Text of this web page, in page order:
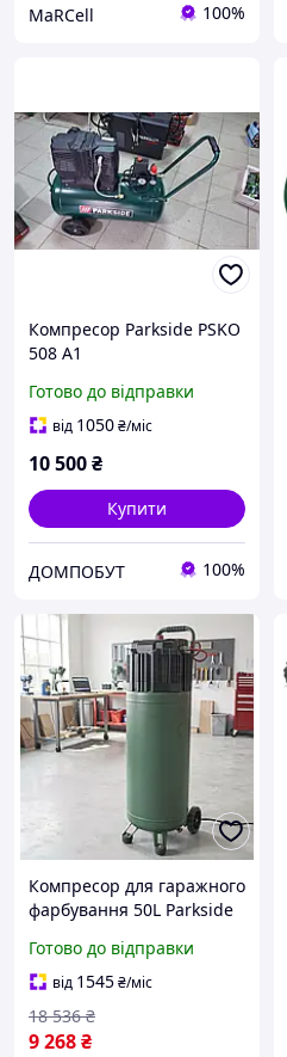
MaRCell 100%
Компресор Parkside PSKO
508 A1
Готово до відправки
від 1050₴/міс
10 500₴
Купити
ДОМПОБУТ 100%
Компресор для гаражного
фарбування 50L Parkside
Професійний компресор,
Компресор повітряний
220 вольт, TBX
Готово до відправки
від 1545₴/міс
9 268₴
18 536 ₴